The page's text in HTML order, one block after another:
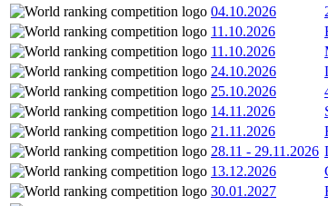
04.10.2026
11.10.2026
11.10.2026
24.10.2026
25.10.2026
14.11.2026
21.11.2026
28.11 - 29.11.2026
13.12.2026
30.01.2027